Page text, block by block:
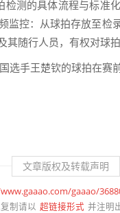
测的具体流程与标准
监控：从球拍存放至
随行人员，有权对球
选手王楚钦的球拍在
文章版权及转载声明
gaaao/
制请以 超链接形式 并注明